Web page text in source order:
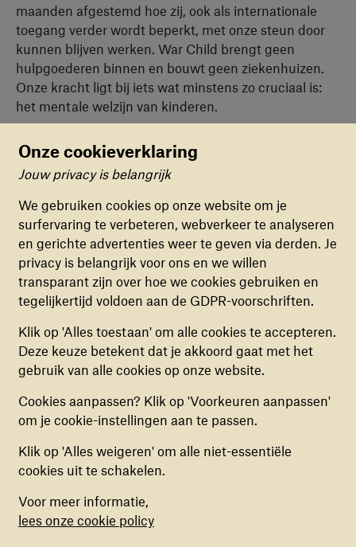
maanden afgestemd hoe zij, ook als internationale
toegang verder wordt beperkt, met onze steun door
kunnen blijven werken. War Child brengt geen
hulpgoederen binnen en bouwt geen ziekenhuizen.
Onze kracht ligt bij iets wat minstens zo cruciaal is:
het mentale welzijn van kinderen.
die kinderen helpen om hun traumatische ervaringen
te verwerken. Methodes die ervoor zorgen dat
kind kunnen zijn. Niet tastbaar of altijd zichtbaar, wel
van levensbelang. Onze partners nemen deze
methodes over omdat ze weten dat ze werken. Ze
zien het effect, kennen de aanpak en kunnen ze
zelfstandig implementeren.
War Child staat wereldwijd bekend om de effectiviteit
van onze methodes en dáárom kan ons werk
doorgaan. Ook nu blijven we ons onverminderd
inzetten voor kinderen.
Lees meer
Cookievoorkeuren
FUNCTIONELE COOKIES
Deze cookies zorgen ervoor dat de website naar
behoren en veilig werkt. Deze cookies kunnen
niet uitgezet worden.
ANALYTISCHE COOKIES
Deze cookies helpen ons begrijpen hoe
bezoekers de website gebruiken, door
verbeteringen door te voeren. Deze cookies kun
je in- of uitschakelen.
MARKETING COOKIES
maat gemaakte inhoud aan te bieden op basis
van surfgedrag binnen de website. Deze
Onze cookieverklaring
Jouw privacy is belangrijk
We gebruiken cookies op onze website om je
surfervaring te verbeteren, webverkeer te analyseren
en gerichte advertenties weer te geven via derden. Je
privacy is belangrijk voor ons en we willen
transparant zijn over hoe we cookies gebruiken en
tegelijkertijd voldoen aan de GDPR-voorschriften.
Klik op 'Alles toestaan' om alle cookies te accepteren.
Deze keuze betekent dat je akkoord gaat met het
gebruik van alle cookies op onze website.
Cookies aanpassen? Klik op 'Voorkeuren aanpassen'
om je cookie-instellingen aan te passen.
Klik op 'Alles weigeren' om alle niet-essentiële
cookies uit te schakelen.
Voor meer informatie,
lees onze cookie policy